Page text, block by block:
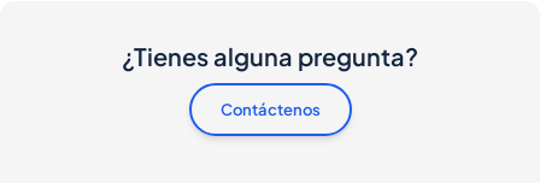
¿Tienes alguna pregunta?
Contáctenos